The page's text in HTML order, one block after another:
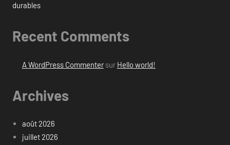
durables
Recent Comments
A WordPress Commentersur Hello world!
Archives
août 2026
juillet 2026